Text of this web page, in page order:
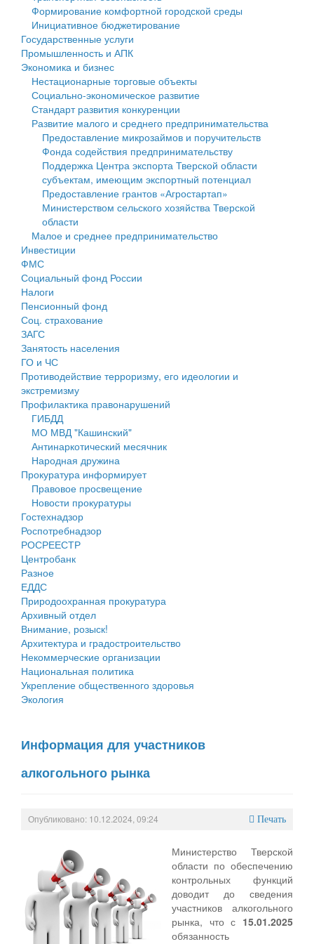
Государственные услуги
Промышленность и АПК
Экономика и бизнес
Символика
Устав
Гостям округа
Туризм
Культура
Образование
Здравоохранение
Социальная защита
Фотоальбом
муниципального округа Тверской области
Администрация Кашинского муниципального округа
Тверской области
Управление сельскими территориями
Открытые данные
Работа с обращениями граждан
Муниципальный контроль
Муниципальные услуги
Проекты административных регламентов
Антимонопольный комплаенс
Противодействие коррупции
Финансовое управление
Бюджет для граждан
Имущество
Выявление правообладателей ранее учтенных
объектов недвижимости
Имущественная поддержка субъектов малого и
среднего предпринимательства
Информационная поддержка субъектов малого и
среднего предпринимательства
Муниципальные программы
Контрольно-счетная палата
Персональные данные
Оценка регулирующего воздействия
Деятельность МУ
Нормативы градостроительного проектирования
Правила землепользования и застройки
Генеральные планы
Проекты планировки территории
Собрание депутатов
Городское поселение
Сельские поселения
Формирование комфортной городской среды
Инициативное бюджетирование
Государственные услуги
Промышленность и АПК
Экономика и бизнес
Нестационарные торговые объекты
Социально-экономическое развитие
Стандарт развития конкуренции
Развитие малого и среднего предпринимательства
Предоставление микрозаймов и поручительств
Фонда содействия предпринимательству
Поддержка Центра экспорта Тверской области
субъектам, имеющим экспортный потенциал
Предоставление грантов «Агростартап»
Министерством сельского хозяйства Тверской
области
Малое и среднее предпринимательство
Инвестиции
ФМС
Социальный фонд России
Налоги
Пенсионный фонд
Соц. страхование
ЗАГС
Занятость населения
ГО и ЧС
Противодействие терроризму, его идеологии и
экстремизму
Профилактика правонарушений
ГИБДД
МО МВД "Кашинский"
Антинаркотический месячник
Народная дружина
Прокуратура информирует
Правовое просвещение
Новости прокуратуры
Гостехнадзор
Роспотребнадзор
РОСРЕЕСТР
Центробанк
Разное
ЕДДС
Природоохранная прокуратура
Архивный отдел
Внимание, розыск!
Архитектура и градостроительство
Некоммерческие организации
Национальная политика
Укрепление общественного здоровья
Экология
Информация для участников
алкогольного рынка
Опубликовано: 10.12.2024, 09:24 Печать
Министерство Тверской
области по обеспечению
контрольных функций
доводит до сведения
участников алкогольного
рынка, что с 15.01.2025
обязанность